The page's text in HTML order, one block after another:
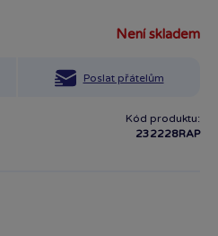
není skladem
Poslat přátelům
Kód produktu:
232228RAP